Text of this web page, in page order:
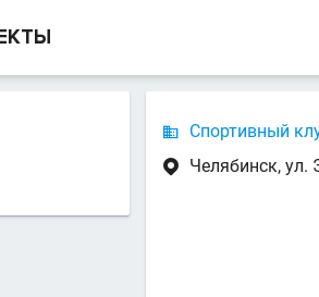
 Спортивный
 Челябинск, ул.